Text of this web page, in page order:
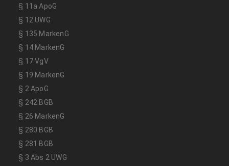
§ 11a ApoG
§ 12 UWG
§ 135 MarkenG
§ 14 MarkenG
§ 17 VgV
§ 19 MarkenG
§ 2 ApoG
§ 242 BGB
§ 26 MarkenG
§ 280 BGB
§ 281 BGB
§ 3 Abs 2 UWG